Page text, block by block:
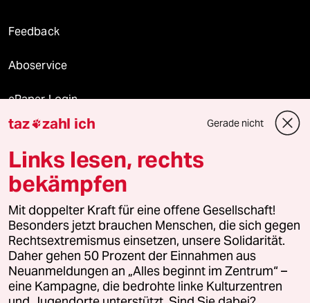
Feedback
Aboservice
ePaper Login
Downloads für Abonnierende
© 2026 taz Verlags und Vertriebs GmbH
Alle Rechte vorbehalten. Bei rechtlichen Fragen oder für Genehmigungen
wenden Sie sich bitte an lizenzen@taz.de
Feedback Redaktionsstatut Kommune-Richtlinien
Leitlinie Informant Datenschutz Impressum AGB
taz zahl ich Gerade nicht
Links lesen, rechts
bekämpfen
Mit doppelter Kraft für eine offene Gesellschaft!
Besonders jetzt brauchen Menschen, die sich gegen
Rechtsextremismus einsetzen, unsere Solidarität.
Daher gehen 50 Prozent der Einnahmen aus
Neuanmeldungen an „Alles beginnt im Zentrum“ –
eine Kampagne, die bedrohte linke Kulturzentren